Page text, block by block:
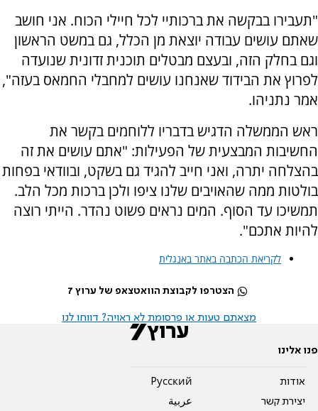
"תעבירו בבקשה את ברכותיי לכל חיילי הכוח. אני חושב
שאתם עושים עבודה יוצאת מן הכלל, גם במשט הראשון
וגם בחלק הזה, ובעצם מבטלים תוכנית זדונית שנועדה
לפרוץ את הבידוד שאנחנו עושים למחבלי החמאס בעזה",
אמר נתניהו.
ראש הממשלה הדגיש בדבריו ללוחמים בקשר את
החשיבות המבצעית של הפעילות: "אתם עושים את זה
בהצלחה יתרה, ואני חייב להגיד גם בשקט, ובוודאי בפחות
בולטות ממה שהאויבים שלנו ציפו ולכן ברכות מכל הלב.
תמשיכו עד הסוף. המים נראים פשוט נהדר. הייתי רוצה
להיות אתכם".
לקריאת הכתבה באתר באנגלית
הצטרפו לקבוצת הוואטצאפ של ערוץ 7
מצאתם טעות או פרסומת לא ראויה? דווחו לנו
פנו אלינו
אודות
יצירת קשר
Pусский
عربية